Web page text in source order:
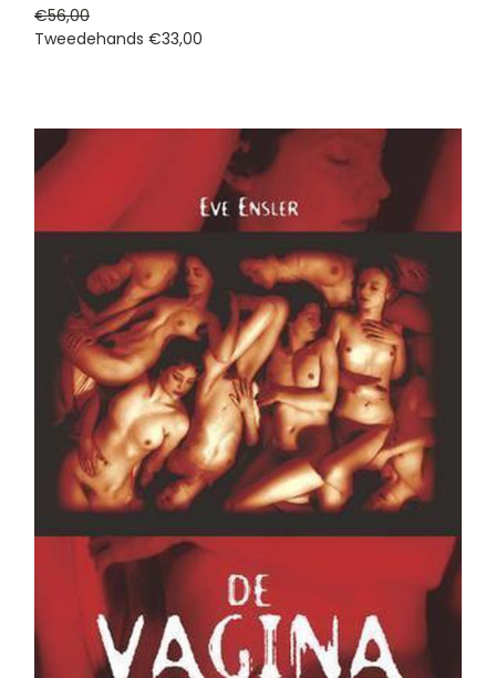
€56,00
Tweedehands €33,00